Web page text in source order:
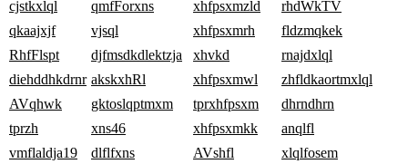
cjstkxlql
qkaajxjf
RhfFlspt
diehddhkdrnr
AVqhwk
tprzh
vmflaldja19
qmfForxns
vjsql
djfmsdkdlektzja
akskxhRl
gktoslqptmxm
xns46
dlflfxns
xhfpsxmzld
xhfpsxmrh
xhvkd
xhfpsxmwl
tprxhfpsxm
xhfpsxmkk
AVshfl
rhdWkTV
fldzmqkek
rnajdxlql
zhfldkaortmxlql
dhrndhrn
anqlfl
xlqlfosem